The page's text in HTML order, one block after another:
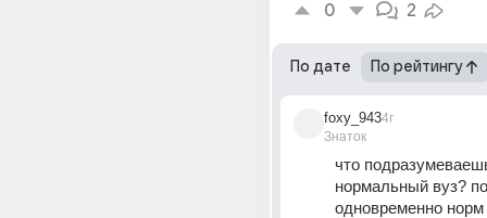
0 2
По дате По рейтингу
foxy_943
Знаток
4г
что
нормальный вуз?
одновременно